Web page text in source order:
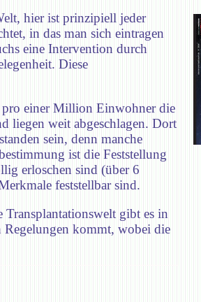
hier ist prinzipiell jeder
in das man sich eintragen
eine Intervention durch
Diese
pro einer Million Einwohner die
liegen weit abgeschlagen. Dort
sein, denn manche
ist die Feststellung
erloschen sind (über 6
feststellbar sind.
Transplantationswelt gibt es in
Regelungen kommt, wobei die